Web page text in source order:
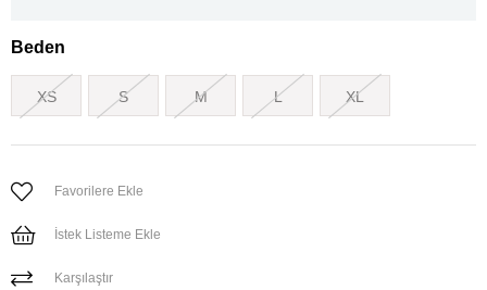
Beden
XS S M L XL
Favorilere Ekle
İstek Listeme Ekle
Karşılaştır